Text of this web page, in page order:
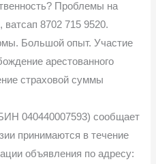
Проблемы на
8702 715 9520.
Большой опыт. Участие
арестованного
страховой суммы
040440007593) сообщает
принимаются в течение
объявления по адресу: